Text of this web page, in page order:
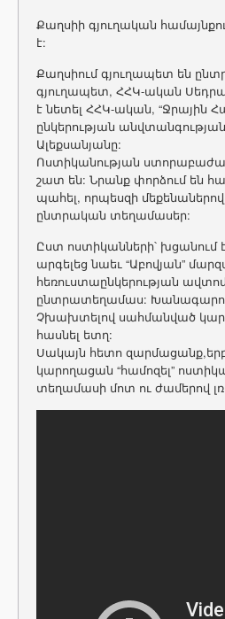
Քաղսիի գյուղական
է:
Քաղսիում գյուղապետ են
գյուղապետ, ՀՀԿ-ական
է նետել ՀՀԿ-ական, “Ջրային
ընկերության
Ալեքսանյանը:
Ոստիկանության
շատ են: Նրանք փորձում են
պահել, որպեսզի
ընտրական տեղամասեր:
Ըստ ոստիկանների՝ խցանում
արգելեց նաեւ “Աբովյան”
հեռուստաընկերության
ընտրատեղամաս:
Չխախտելով սահմանված
հասնել ետղ:
Սակայն հետո զարմացանք,երբ
կարողացան “համոզել”
տեղամասի մոտ ու ժամերով